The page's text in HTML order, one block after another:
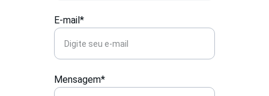
E-mail*
Mensagem*